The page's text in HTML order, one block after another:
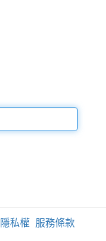
隱私權 服務條款